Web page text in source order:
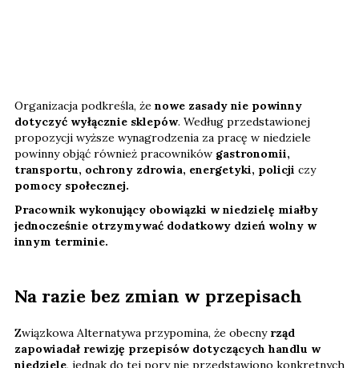
Organizacja podkreśla, że nowe zasady nie powinny
dotyczyć wyłącznie sklepów. Według przedstawionej
propozycji wyższe wynagrodzenia za pracę w niedziele
powinny objąć również pracowników gastronomii,
transportu, ochrony zdrowia, energetyki, policji czy
pomocy społecznej.
Pracownik wykonujący obowiązki w niedzielę miałby
jednocześnie otrzymywać dodatkowy dzień wolny w
innym terminie.
Na razie bez zmian w przepisach
Związkowa Alternatywa przypomina, że obecny rząd
zapowiadał rewizję przepisów dotyczących handlu w
niedziele, jednak do tej pory nie przedstawiono konkretnych